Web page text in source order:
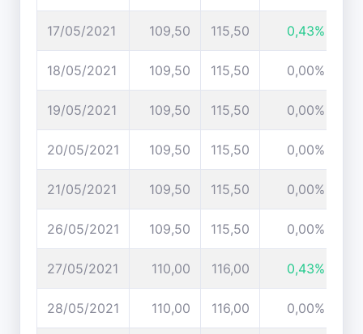
17/05/2021 109,50 115,50 0,43%
18/05/2021 109,50 115,50 0,00%
19/05/2021 109,50 115,50 0,00%
20/05/2021 109,50 115,50 0,00%
21/05/2021 109,50 115,50 0,00%
26/05/2021 109,50 115,50 0,00%
27/05/2021 110,00 116,00 0,43%
28/05/2021 110,00 116,00 0,00%